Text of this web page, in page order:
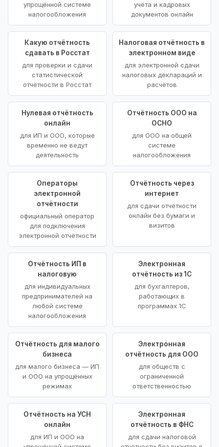
упрощённой системе
налогообложения
учёта и кадровых
документов онлайн
Какую отчётность
сдавать в Росстат
для проверки и сдачи
статистической
отчётности в Росстат
Налоговая отчётность в
электронном виде
для электронной сдачи
налоговых деклараций и
расчётов
Нулевая отчётность
онлайн
для ИП и ООО, которые
временно не ведут
деятельность
Отчётность ООО на
ОСНО
для ООО на общей
системе
налогообложения
Операторы
электронной
отчётности
официальный оператор
для подключения
электронной отчётности
Отчётность через
интернет
для сдачи отчётности
онлайн без бумаги и
визитов
Отчётность ИП в
налоговую
для индивидуальных
предпринимателей на
любой системе
налогообложения
Электронная
отчётность из 1С
для бухгалтеров,
работающих в
программах 1С
Отчётность для малого
бизнеса
для малого бизнеса — ИП
и ООО на упрощённых
режимах
Электронная
отчётность для ООО
для обществ с
ограниченной
ответственностью
Отчётность на УСН
онлайн
для ИП и ООО на
Электронная
отчётность в ФНС
для сдачи налоговой